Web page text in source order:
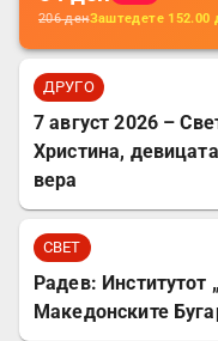
206денЗаштедете 152.00
ДРУГО
7 август 2026 –
Христина,
вера
СВЕТ
Радев: Институтот
Македонските